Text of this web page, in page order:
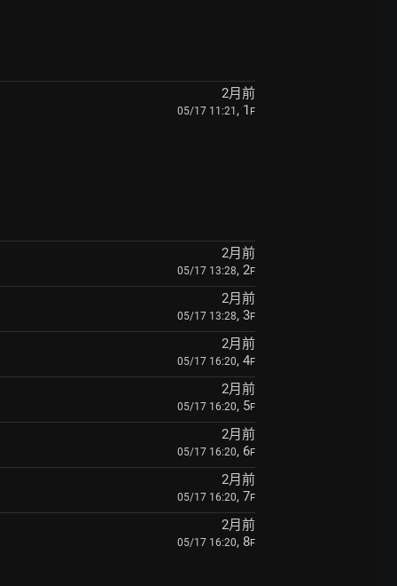
2月前
05/17 11:21 , 1 F
2月前
05/17 13:28, 2F
2月前
05/17 13:28, 3F
2月前
05/17 16:20, 4F
2月前
05/17 16:20, 5F
2月前
05/17 16:20, 6F
2月前
05/17 16:20, 7F
2月前
05/17 16:20, 8F